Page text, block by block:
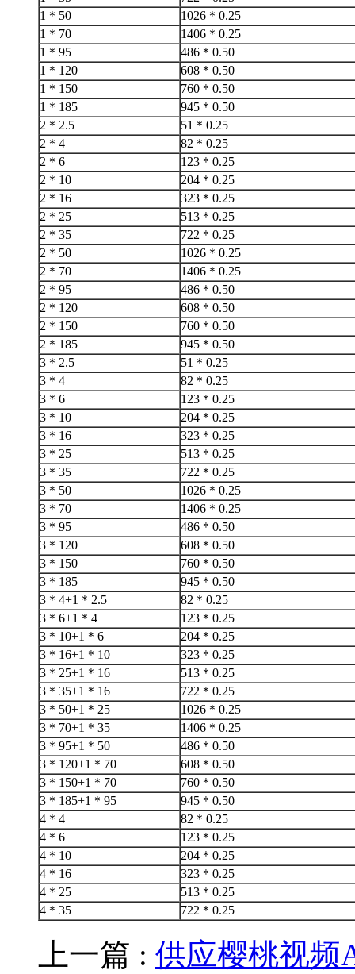
1＊50
1026＊0.25
1＊70
1406＊0.25
1＊95
486＊0.50
1＊120
608＊0.50
1＊150
760＊0.50
1＊185
945＊0.50
2＊2.5
51＊0.25
2＊4
82＊0.25
2＊6
123＊0.25
2＊10
204＊0.25
2＊16
323＊0.25
2＊25
513＊0.25
2＊35
722＊0.25
2＊50
1026＊0.25
2＊70
1406＊0.25
2＊95
486＊0.50
2＊120
608＊0.50
2＊150
760＊0.50
2＊185
945＊0.50
3＊2.5
51＊0.25
3＊4
82＊0.25
3＊6
123＊0.25
3＊10
204＊0.25
3＊16
323＊0.25
3＊25
513＊0.25
3＊35
722＊0.25
3＊50
1026＊0.25
3＊70
1406＊0.25
3＊95
486＊0.50
3＊120
608＊0.50
3＊150
760＊0.50
3＊185
945＊0.50
3＊4+1＊2.5
82＊0.25
3＊6+1＊4
123＊0.25
3＊10+1＊6
204＊0.25
3＊16+1＊10
323＊0.25
3＊25+1＊16
513＊0.25
3＊35+1＊16
722＊0.25
3＊50+1＊25
1026＊0.25
3＊70+1＊35
1406＊0.25
3＊95+1＊50
486＊0.50
3＊120+1＊70
608＊0.50
3＊150+1＊70
760＊0.50
3＊185+1＊95
945＊0.50
4＊4
82＊0.25
4＊6
123＊0.25
4＊10
204＊0.25
4＊16
323＊0.25
4＊25
513＊0.25
4＊35
722＊0.25
上一篇 : 供应樱桃视频